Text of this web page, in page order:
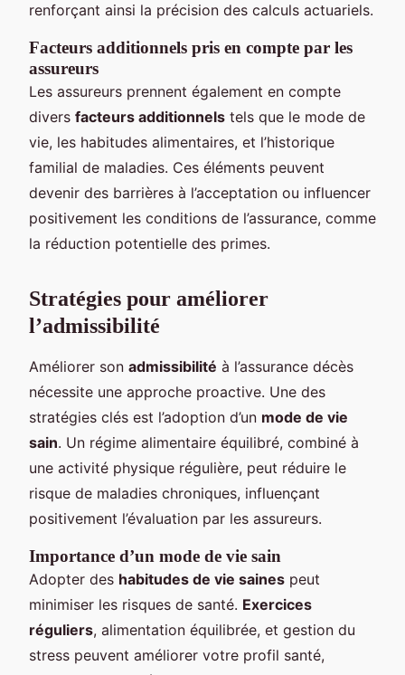
renforçant ainsi la précision des calculs actuariels.
Facteurs additionnels pris en compte par les
assureurs
Les assureurs prennent également en compte
divers facteurs additionnels tels que le mode de
vie, les habitudes alimentaires, et l’historique
familial de maladies. Ces éléments peuvent
devenir des barrières à l’acceptation ou influencer
positivement les conditions de l’assurance, comme
la réduction potentielle des primes.
Stratégies pour améliorer
l’admissibilité
Améliorer son admissibilité à l’assurance décès
nécessite une approche proactive. Une des
stratégies clés est l’adoption d’un mode de vie
sain. Un régime alimentaire équilibré, combiné à
une activité physique régulière, peut réduire le
risque de maladies chroniques, influençant
positivement l’évaluation par les assureurs.
Importance d’un mode de vie sain
Adopter des habitudes de vie saines peut
minimiser les risques de santé. Exercices
réguliers, alimentation équilibrée, et gestion du
stress peuvent améliorer votre profil santé,